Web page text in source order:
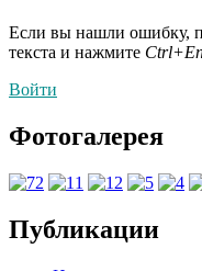
Если вы нашли ошибку,
текста и нажмите
Войти
Фотогалерея
Публикации